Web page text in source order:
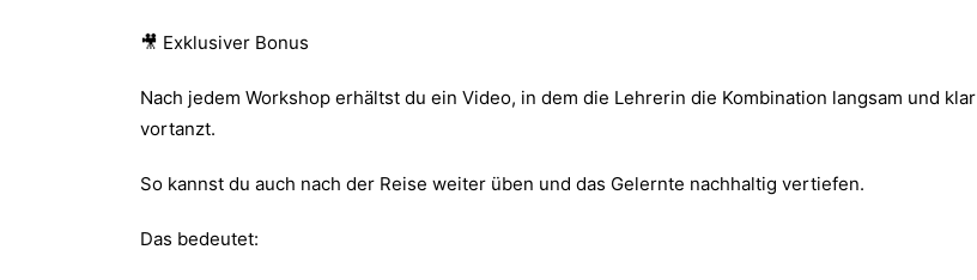
🎥 Exklusiver Bonus
Nach jedem Workshop erhältst du ein Video, in dem die Lehrerin die Kombination langsam und klar
vortanzt.
So kannst du auch nach der Reise weiter üben und das Gelernte nachhaltig vertiefen.
Das bedeutet: